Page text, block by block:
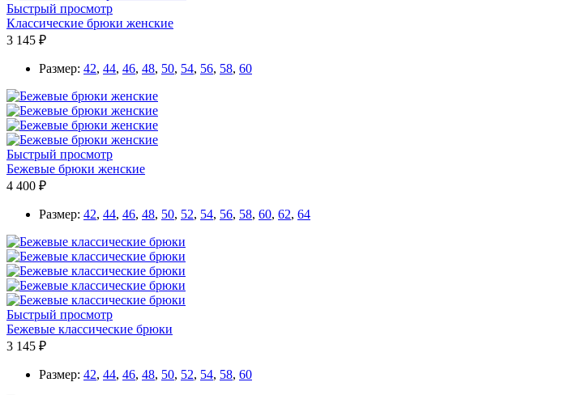
Быстрый просмотр
Классические брюки женские
3 145 ₽
Размер: 42, 44, 46, 48, 50, 54, 56, 58, 60
Быстрый просмотр
Бежевые брюки женские
4 400 ₽
Размер: 42, 44, 46, 48, 50, 52, 54, 56, 58, 60, 62, 64
Быстрый просмотр
Бежевые классические брюки
3 145 ₽
Размер: 42, 44, 46, 48, 50, 52, 54, 58, 60